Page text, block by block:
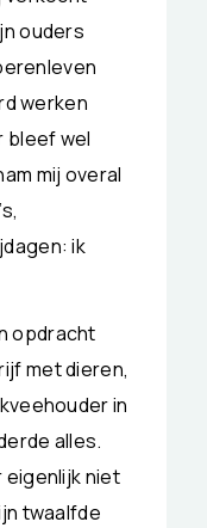
ouders
werken
bleef wel
mij overal
ik
opdracht
met dieren,
in
alles.
eigenlijk niet
twaalfde